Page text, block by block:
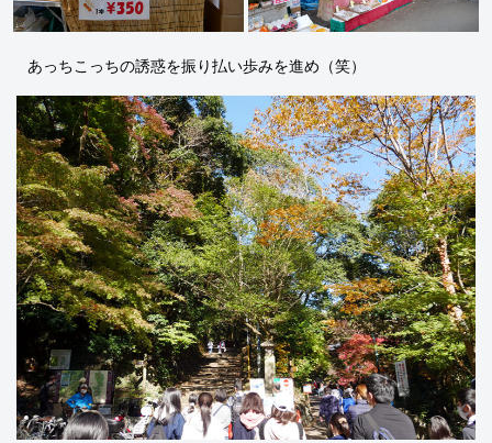
あっちこっちの誘惑を振り払い歩みを進め（笑）